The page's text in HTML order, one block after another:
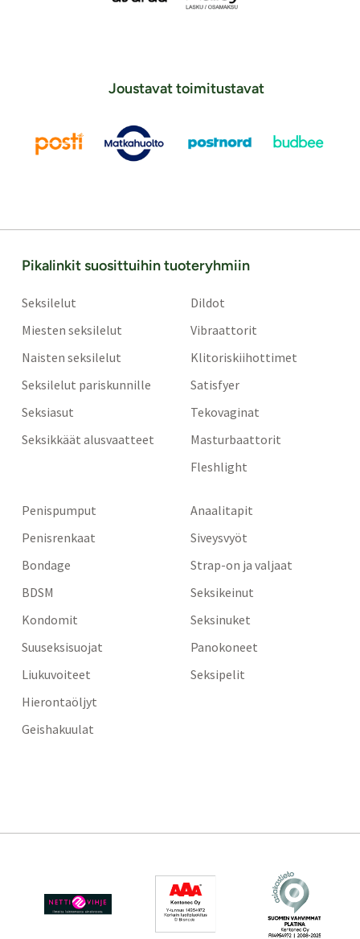
Joustavat toimitustavat
Pikalinkit suosittuihin tuoteryhmiin
Seksilelut
Miesten seksilelut
Naisten seksilelut
Seksilelut pariskunnille
Seksiasut
Seksikkäät alusvaatteet
Dildot
Vibraattorit
Klitoriskiihottimet
Satisfyer
Tekovaginat
Masturbaattorit
Fleshlight
Penispumput
Penisrenkaat
Bondage
BDSM
Kondomit
Suuseksisuojat
Liukuvoiteet
Hierontaöljyt
Geishakuulat
Anaalitapit
Siveysvyöt
Strap-on ja valjaat
Seksikeinut
Seksinuket
Panokoneet
Seksipelit